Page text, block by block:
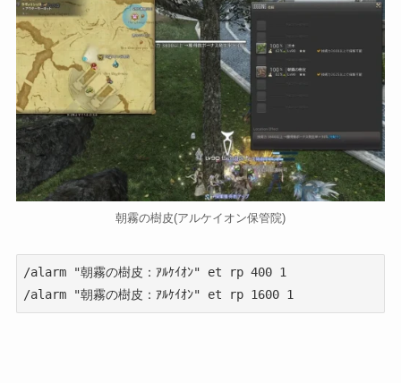
朝霧の樹皮(アルケイオン保管院)
/alarm "朝霧の樹皮：ｱﾙｹｲｵﾝ" et rp 400 1
/alarm "朝霧の樹皮：ｱﾙｹｲｵﾝ" et rp 1600 1